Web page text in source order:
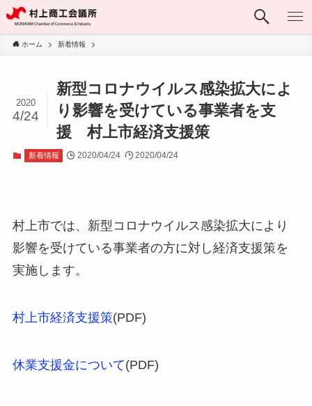
ホーム 新着情報
新型コロナウイルス感染拡大によ
り影響を受けている事業者を支
援 村上市経済支援策
2020
4/24
新着情報 2020/04/24 2020/04/24
村上市では、新型コロナウイルス感染拡大により
影響を受けている事業者の方に対し経済支援策を
実施します。
村上市経済支援策(PDF)
休業支援金について(PDF)